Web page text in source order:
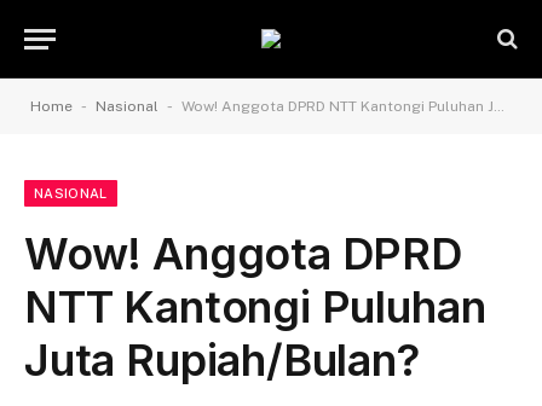
Home - Nasional - Wow! Anggota DPRD NTT Kantongi Puluhan Juta Rupiah/Bulan?
NASIONAL
Wow! Anggota DPRD
NTT Kantongi Puluhan
Juta Rupiah/Bulan?